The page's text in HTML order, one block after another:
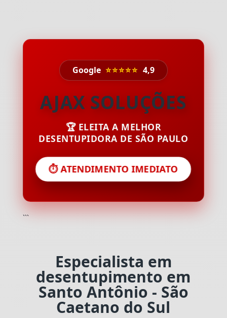
Google ⭐⭐⭐⭐⭐ 4,9
AJAX SOLUÇÕES
🏆 ELEITA A MELHOR
DESENTUPIDORA DE SÃO PAULO
⏱️ ATENDIMENTO IMEDIATO
```
Especialista em
desentupimento em
Santo Antônio - São
Caetano do Sul